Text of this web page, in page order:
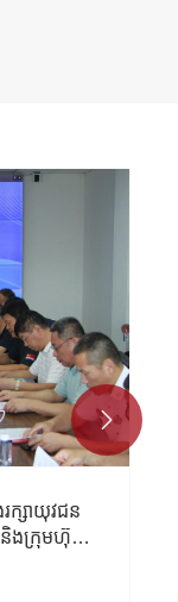
ក្សាយុវជន
និងក្រុមហ៊ុន
។
